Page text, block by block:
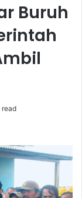
Buruh
read